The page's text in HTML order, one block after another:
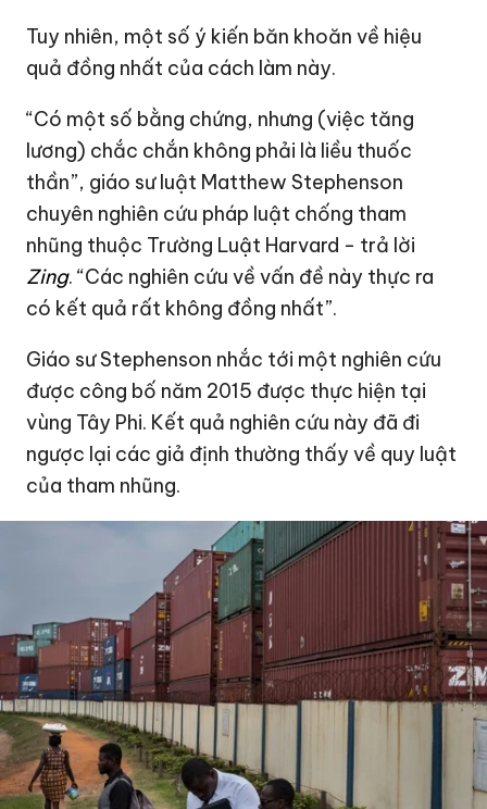
Tuy nhiên, một số ý kiến băn khoăn về hiệu
quả đồng nhất của cách làm này.
“Có một số bằng chứng, nhưng (việc tăng
lương) chắc chắn không phải là liều thuốc
thần”, giáo sư luật Matthew Stephenson
chuyên nghiên cứu pháp luật chống tham
nhũng thuộc Trường Luật Harvard - trả lời
Zing. “Các nghiên cứu về vấn đề này thực ra
có kết quả rất không đồng nhất”.
Giáo sư Stephenson nhắc tới một nghiên cứu
được công bố năm 2015 được thực hiện tại
vùng Tây Phi. Kết quả nghiên cứu này đã đi
ngược lại các giả định thường thấy về quy luật
của tham nhũng.